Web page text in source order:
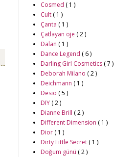
Cosmed ( 1 )
Cult ( 1 )
Çanta ( 1 )
Çatlayan oje ( 2 )
Dalan ( 1 )
Dance Legend ( 6 )
Darling Girl Cosmetics ( 7 )
Deborah Milano ( 2 )
Deichmann ( 1 )
Desio ( 5 )
DIY ( 2 )
Dianne Brill ( 2 )
Different Dimension ( 1 )
Dior ( 1 )
Dirty Little Secret ( 1 )
Doğum günü ( 2 )